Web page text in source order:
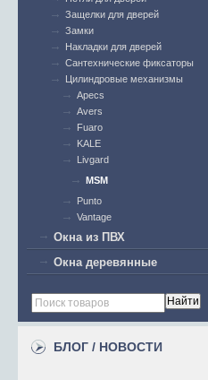
Защелки для дверей
Замки
Накладки для дверей
Cантехнические фиксаторы
Цилиндровые механизмы
Apecs
Avers
Fuaro
KALE
Livgard
MSM
Punto
Vantage
Окна из ПВХ
Окна деревянные
БЛОГ / НОВОСТИ